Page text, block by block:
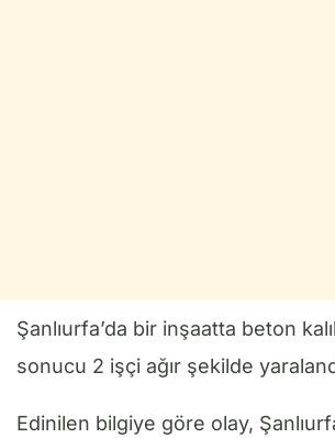
Şanlıurfa’da bir inşaatta beton
sonucu 2 işçi ağır şekilde
Edinilen bilgiye göre olay,